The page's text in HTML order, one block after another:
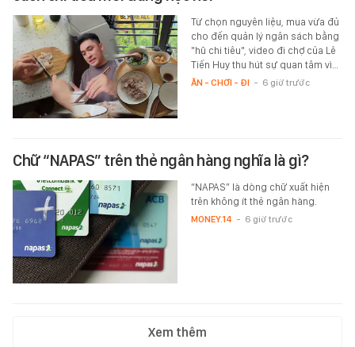
Từ chọn nguyên liệu, mua vừa đủ
cho đến quản lý ngân sách bằng
"hũ chi tiêu", video đi chợ của Lê
Tiến Huy thu hút sự quan tâm vì…
ĂN - CHƠI - ĐI - 6 giờ trước
Chữ “NAPAS” trên thẻ ngân hàng nghĩa là gì?
“NAPAS” là dòng chữ xuất hiện
trên không ít thẻ ngân hàng.
MONEY.14 - 6 giờ trước
Xem thêm